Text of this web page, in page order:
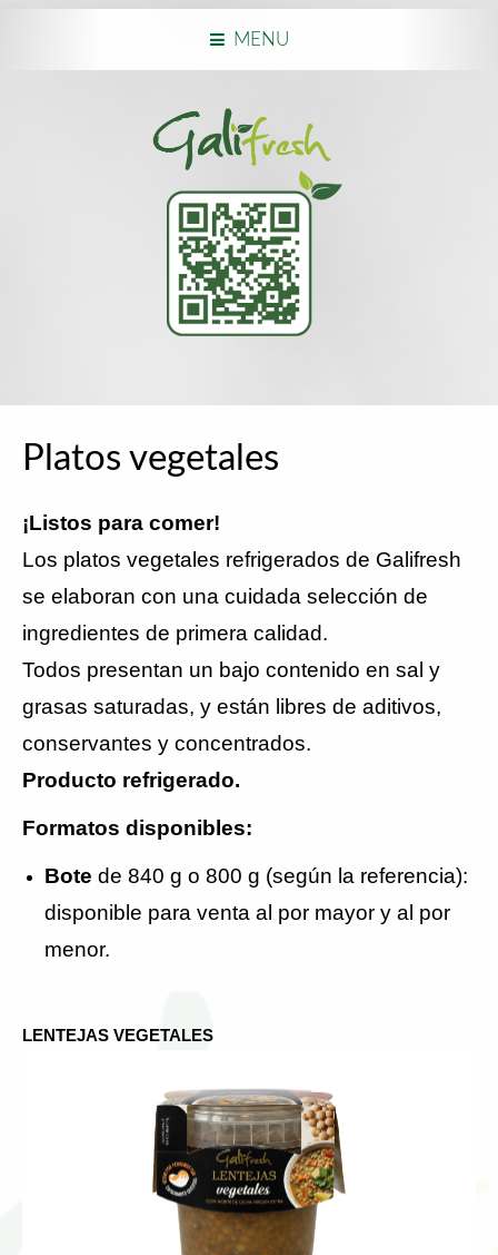
MENU
Platos vegetales
¡Listos para comer!
Los platos vegetales refrigerados de Galifresh
se elaboran con una cuidada selección de
ingredientes de primera calidad.
Todos presentan un bajo contenido en sal y
grasas saturadas, y están libres de aditivos,
conservantes y concentrados.
Producto refrigerado.
Formatos disponibles:
Bote de 840 g o 800 g (según la referencia):
disponible para venta al por mayor y al por
menor.
LENTEJAS VEGETALES